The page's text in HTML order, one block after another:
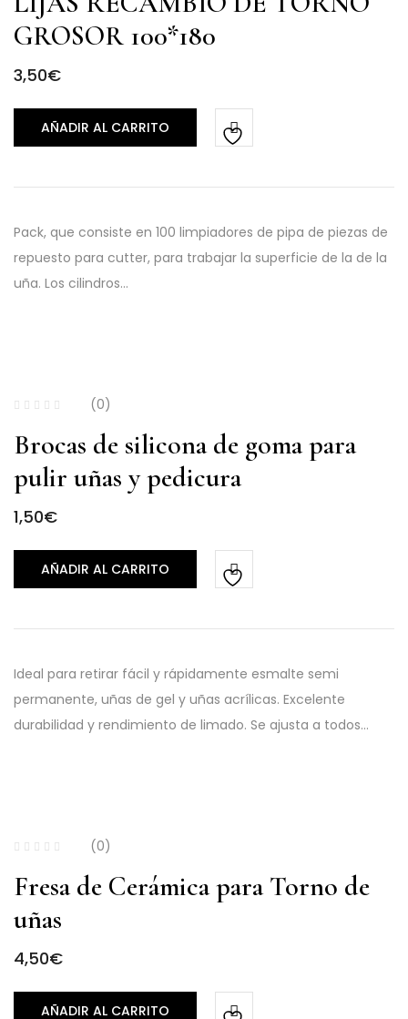
GROSOR 100*180
3,50€
AÑADIR AL CARRITO
Pack, que consiste en 100 limpiadores de pipa de piezas de
repuesto para cutter, para trabajar la superficie de la de la
uña. Los cilindros…
(0)
Brocas de silicona de goma para
pulir uñas y pedicura
1,50€
AÑADIR AL CARRITO
Ideal para retirar fácil y rápidamente esmalte semi
permanente, uñas de gel y uñas acrílicas. Excelente
durabilidad y rendimiento de limado. Se ajusta a todos…
(0)
Fresa de Cerámica para Torno de
uñas
4,50€
AÑADIR AL CARRITO